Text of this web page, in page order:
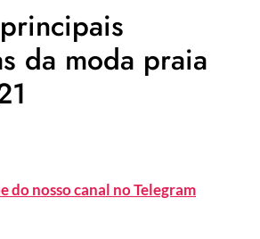
da moda praia
do nosso canal no Telegram